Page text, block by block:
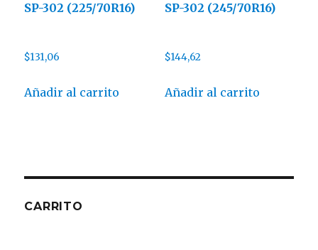
SP-302 (225/70R16)
$131,06
Añadir al carrito
SP-302 (245/70R16)
$144,62
Añadir al carrito
CARRITO